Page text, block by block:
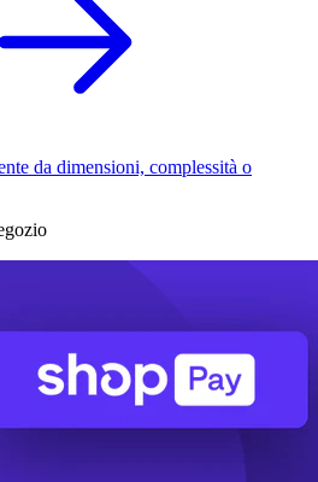
da dimensioni, complessità o